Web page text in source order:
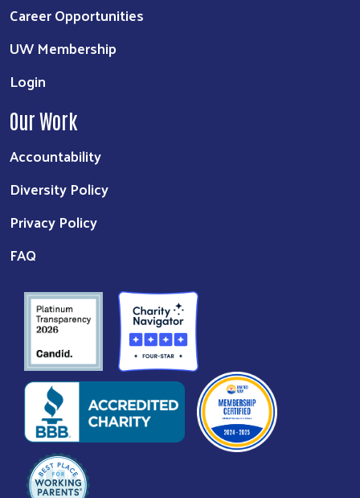
Career Opportunities
UW Membership
Login
Our Work
Accountability
Diversity Policy
Privacy Policy
FAQ